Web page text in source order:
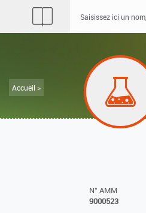
Accueil >
N° AMM
9000523